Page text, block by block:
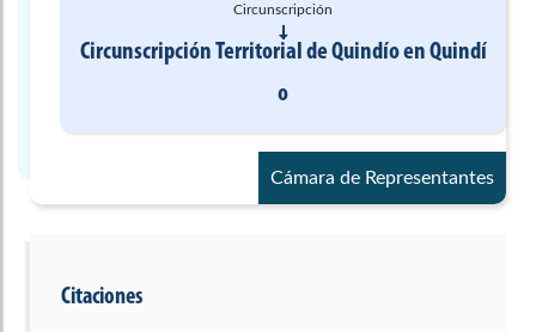
Circunscripción
Circunscripción Territorial de QuindíoenQuindí
o
Cámara de Representantes
Citaciones